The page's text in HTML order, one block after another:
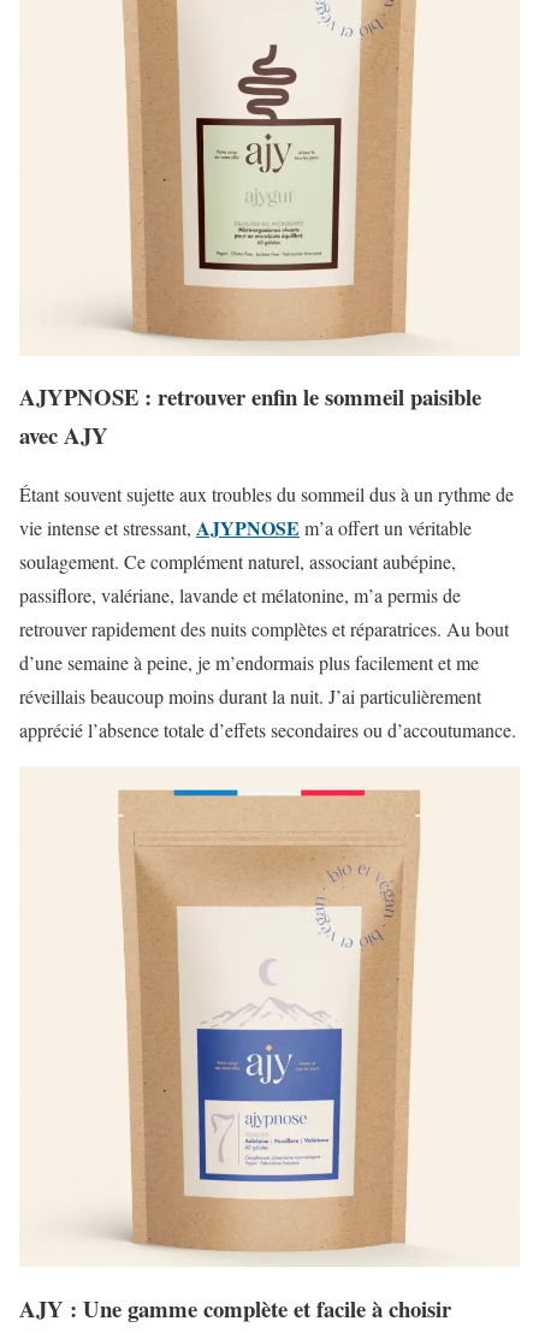
AJYPNOSE : retrouver enfin le sommeil paisible
avec AJY
Étant souvent sujette aux troubles du sommeil dus à un rythme de
vie intense et stressant, AJYPNOSE m’a offert un véritable
soulagement. Ce complément naturel, associant aubépine,
passiflore, valériane, lavande et mélatonine, m’a permis de
retrouver rapidement des nuits complètes et réparatrices. Au bout
d’une semaine à peine, je m’endormais plus facilement et me
réveillais beaucoup moins durant la nuit. J’ai particulièrement
apprécié l’absence totale d’effets secondaires ou d’accoutumance.
AJY : Une gamme complète et facile à choisir